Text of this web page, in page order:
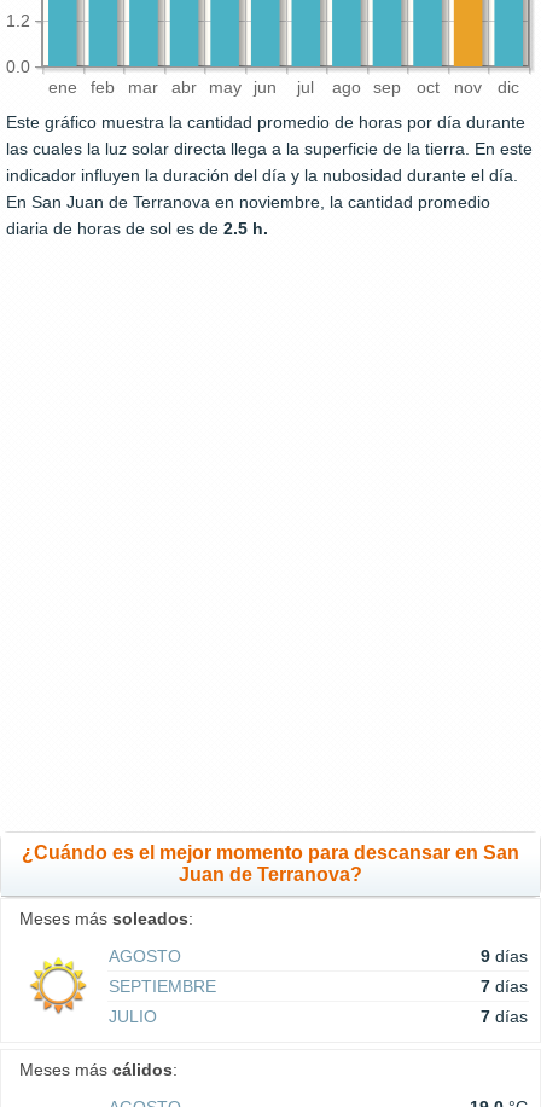
ene feb mar abr may jun jul ago sep oct nov dic
0.0
1.2
Este gráfico muestra la cantidad promedio de horas por día durante
las cuales la luz solar directa llega a la superficie de la tierra. En este
indicador influyen la duración del día y la nubosidad durante el día.
En San Juan de Terranova en noviembre, la cantidad promedio
diaria de horas de sol es de 2.5 h.
¿Cuándo es el mejor momento para descansar en San
Juan de Terranova?
Meses más soleados:
AGOSTO
9 días
SEPTIEMBRE
7 días
JULIO
7 días
Meses más cálidos: